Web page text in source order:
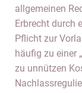
allgemeinen
Erbrecht durch
Pflicht zur
häufig zu einer
zu unnützen